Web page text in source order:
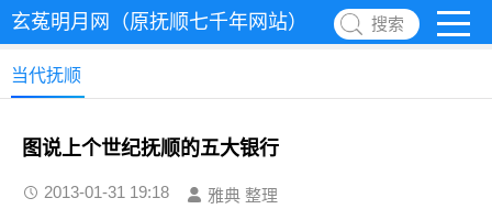
玄菟明月网（原抚顺七千年网站） 搜索
当代抚顺
图说上个世纪抚顺的五大银行
2013-01-31 19:18 雅典 整理